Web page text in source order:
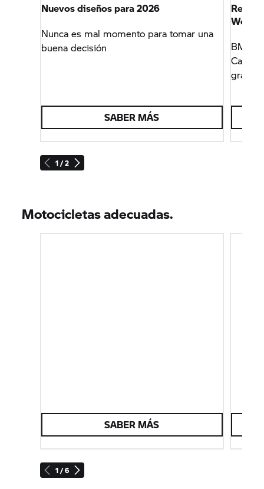
1 / 2
Nuevos diseños para 2026
Nunca es mal momento para tomar una
buena decisión
SABER MÁS
BMW
gracias
Motocicletas adecuadas.
1 / 6
SABER MÁS